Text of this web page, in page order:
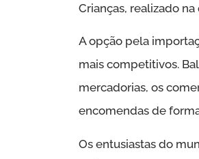
Crianças, realizado
A opção pela
mais competitivos.
mercadorias, os
encomendas de
Os entusiastas do